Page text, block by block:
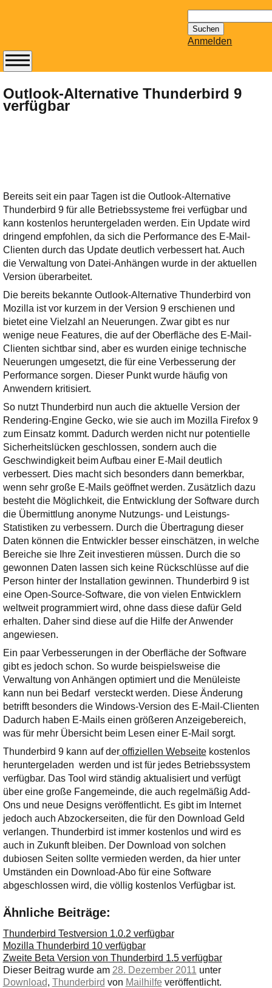
nach:
Anmelden
Outlook-Alternative Thunderbird 9
verfügbar
Bereits seit ein paar Tagen ist die Outlook-Alternative
Thunderbird 9 für alle Betriebssysteme frei verfügbar und
kann kostenlos heruntergeladen werden. Ein Update wird
dringend empfohlen, da sich die Performance des E-Mail-
Clienten durch das Update deutlich verbessert hat. Auch
die Verwaltung von Datei-Anhängen wurde in der aktuellen
Version überarbeitet.
Die bereits bekannte Outlook-Alternative Thunderbird von
Mozilla ist vor kurzem in der Version 9 erschienen und
bietet eine Vielzahl an Neuerungen. Zwar gibt es nur
wenige neue Features, die auf der Oberfläche des E-Mail-
Clienten sichtbar sind, aber es wurden einige technische
Neuerungen umgesetzt, die für eine Verbesserung der
Performance sorgen. Dieser Punkt wurde häufig von
Anwendern kritisiert.
So nutzt Thunderbird nun auch die aktuelle Version der
Rendering-Engine Gecko, wie sie auch im Mozilla Firefox 9
zum Einsatz kommt. Dadurch werden nicht nur potentielle
Sicherheitslücken geschlossen, sondern auch die
Geschwindigkeit beim Aufbau einer E-Mail deutlich
verbessert. Dies macht sich besonders dann bemerkbar,
wenn sehr große E-Mails geöffnet werden. Zusätzlich dazu
besteht die Möglichkeit, die Entwicklung der Software durch
die Übermittlung anonyme Nutzungs- und Leistungs-
Statistiken zu verbessern. Durch die Übertragung dieser
Daten können die Entwickler besser einschätzen, in welche
Bereiche sie Ihre Zeit investieren müssen. Durch die so
gewonnen Daten lassen sich keine Rückschlüsse auf die
Person hinter der Installation gewinnen. Thunderbird 9 ist
eine Open-Source-Software, die von vielen Entwicklern
weltweit programmiert wird, ohne dass diese dafür Geld
erhalten. Daher sind diese auf die Hilfe der Anwender
angewiesen.
Ein paar Verbesserungen in der Oberfläche der Software
gibt es jedoch schon. So wurde beispielsweise die
Verwaltung von Anhängen optimiert und die Menüleiste
kann nun bei Bedarf versteckt werden. Diese Änderung
betrifft besonders die Windows-Version des E-Mail-Clienten
Dadurch haben E-Mails einen größeren Anzeigebereich,
was für mehr Übersicht beim Lesen einer E-Mail sorgt.
Thunderbird 9 kann auf deroffiziellen Webseitekostenlos
heruntergeladen werden und ist für jedes Betriebssystem
verfügbar. Das Tool wird ständig aktualisiert und verfügt
über eine große Fangemeinde, die auch regelmäßig Add-
Ons und neue Designs veröffentlicht. Es gibt im Internet
jedoch auch Abzockerseiten, die für den Download Geld
verlangen. Thunderbird ist immer kostenlos und wird es
auch in Zukunft bleiben. Der Download von solchen
dubiosen Seiten sollte vermieden werden, da hier unter
Umständen ein Download-Abo für eine Software
abgeschlossen wird, die völlig kostenlos Verfügbar ist.
Ähnliche Beiträge:
Thunderbird Testversion 1.0.2 verfügbar
Mozilla Thunderbird 10 verfügbar
Zweite Beta Version von Thunderbird 1.5 verfügbar
Dieser Beitrag wurde am 28. Dezember 2011 unter
Download, Thunderbird von Mailhilfe veröffentlicht.
Abonnieren Sie den
14-tägig
erscheinenden
Newsletter von
bereithält!
Wie z.B. Outlook,
GMail, Thunderbird
oder auch
KuNoMail, usw.
Ihre E-Mail
Adresse:
E-Mail
E-Mail bestätigen